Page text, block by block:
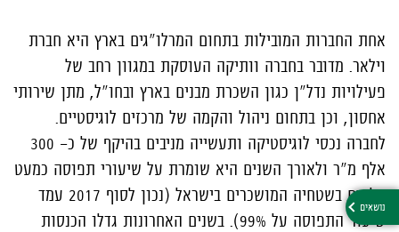
אחת החברות המובילות בתחום המרלו"גים בארץ היא חברת
וילאר. מדובר בחברה וותיקה העוסקת במגוון רחב של
פעילויות נדל"ן כגון השכרת מבנים בארץ ובחו"ל, מתן שירותי
אחסון, וכן בתחום ניהול והקמה של מרכזים לוגיסטיים.
לחברה נכסי לוגיסטיקה ותעשייה מניבים בהיקף של כ- 300
אלף מ"ר ולאורך השנים היא שומרת על שיעורי תפוסה כמעט
מלאים בשטחיה המושכרים בישראל (נכון לסוף 2017 עמד
שיעור התפוסה על 99%). בשנים האחרונות גדלו הכנסות